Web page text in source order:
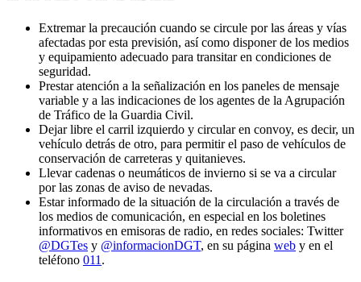
Extremar la precaución cuando se circule por las áreas y vías
afectadas por esta previsión, así como disponer de los medios
y equipamiento adecuado para transitar en condiciones de
seguridad.
Prestar atención a la señalización en los paneles de mensaje
variable y a las indicaciones de los agentes de la Agrupación
de Tráfico de la Guardia Civil.
Dejar libre el carril izquierdo y circular en convoy, es decir, un
vehículo detrás de otro, para permitir el paso de vehículos de
conservación de carreteras y quitanieves.
Llevar cadenas o neumáticos de invierno si se va a circular
por las zonas de aviso de nevadas.
Estar informado de la situación de la circulación a través de
los medios de comunicación, en especial en los boletines
informativos en emisoras de radio, en redes sociales: Twitter
@DGTes y @informacionDGT, en su página web y en el
teléfono 011 .